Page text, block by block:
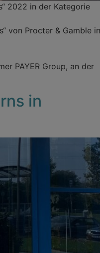
2022 in der Kategorie
von Procter & Gamble in
PAYER Group, an der
in